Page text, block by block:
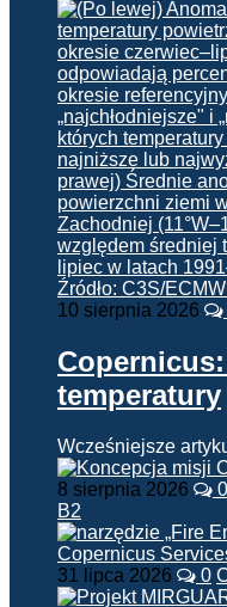
10 sierpnia 2026
temperatury
Wcześniejsze
8 sierpnia 2026 0
B2
31 lipca 2026 0